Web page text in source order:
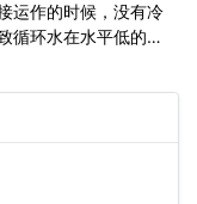
运作的时候，没有冷
循环水在水平低的集